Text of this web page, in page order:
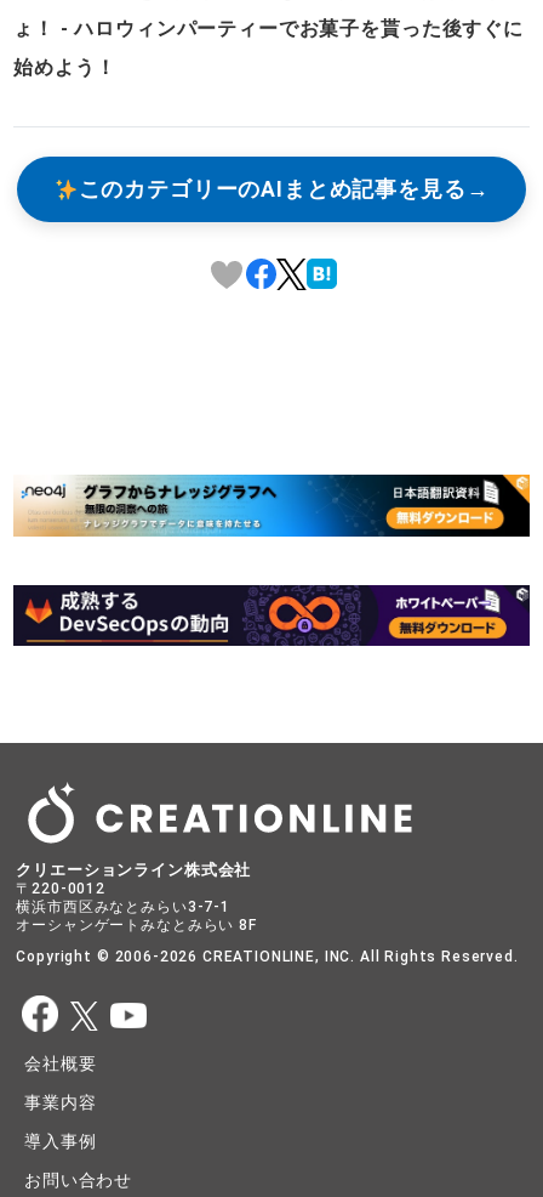
ょ！ - ハロウィンパーティーでお菓子を貰った後すぐに
始めよう！
このカテゴリーのAIまとめ記事を見る
クリエーションライン株式会社
〒220-0012
横浜市西区みなとみらい3-7-1
オーシャンゲートみなとみらい 8F
Copyright © 2006-2026 CREATIONLINE, INC. All Rights Reserved.
会社概要
事業内容
導入事例
お問い合わせ